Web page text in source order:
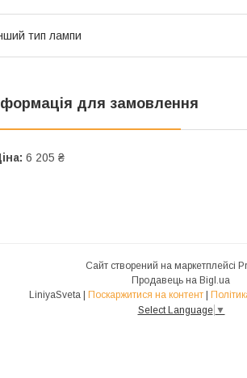
тип лампи
для замовлення
6 205 ₴
Сайт створений на маркетплейсі
Продавець на Bigl.ua
LiniyaSveta | Поскаржитися на контент |
Select Language ▼